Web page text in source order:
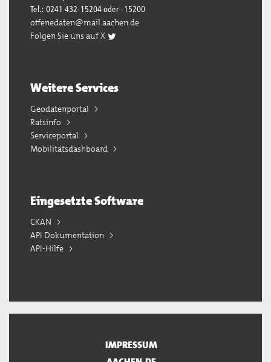
Tel.: 0241 432-15204 oder -15200
offenedaten@mail.aachen.de
Folgen Sie uns auf X
Weitere Services
Geodatenportal
Ratsinfo
Serviceportal
Mobilitätsdashboard
Eingesetzte Software
CKAN
API Dokumentation
API-Hilfe
IMPRESSUM